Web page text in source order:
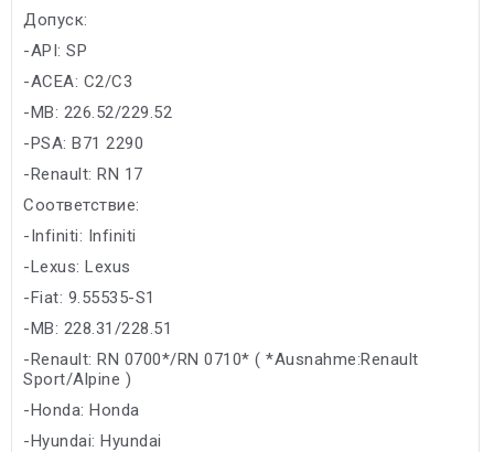
Допуск:
-API: SP
-ACEA: C2/C3
-MB: 226.52/229.52
-PSA: B71 2290
-Renault: RN 17
Соответствие:
-Infiniti: Infiniti
-Lexus: Lexus
-Fiat: 9.55535-S1
-MB: 228.31/228.51
-Renault: RN 0700*/RN 0710* ( *Ausnahme:Renault
Sport/Alpine )
-Honda: Honda
-Hyundai: Hyundai